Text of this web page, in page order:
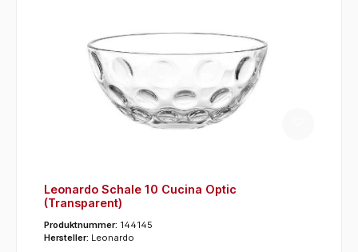
Leonardo Schale 10 Cucina Optic
(Transparent)
Produktnummer: 144145
Hersteller: Leonardo